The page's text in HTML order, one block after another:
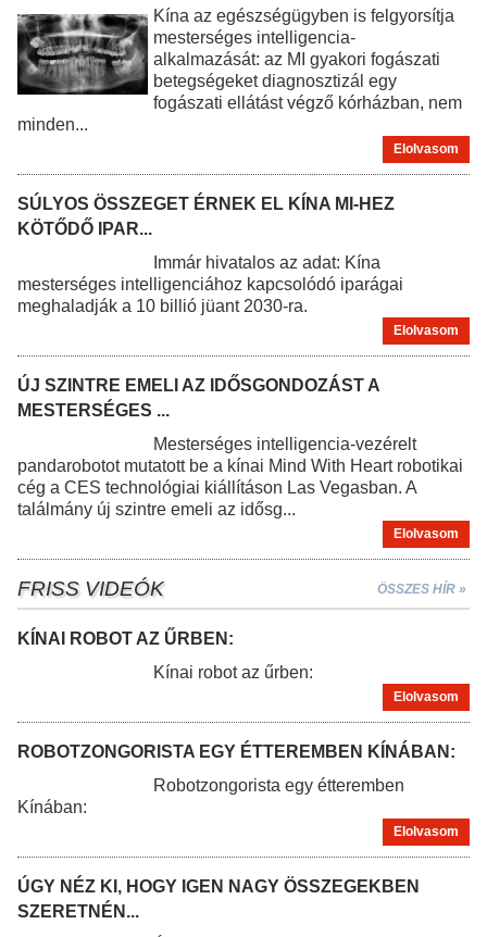
Kína az egészségügyben is felgyorsítja
mesterséges intelligencia-
alkalmazását: az MI gyakori fogászati
betegségeket diagnosztizál egy
fogászati ellátást végző kórházban, nem
minden...
Elolvasom
SÚLYOS ÖSSZEGET ÉRNEK EL KÍNA MI-HEZ
KÖTŐDŐ IPAR...
Immár hivatalos az adat: Kína
mesterséges intelligenciához kapcsolódó iparágai
meghaladják a 10 billió jüant 2030-ra.
Elolvasom
ÚJ SZINTRE EMELI AZ IDŐSGONDOZÁST A
MESTERSÉGES ...
Mesterséges intelligencia-vezérelt
pandarobotot mutatott be a kínai Mind With Heart robotikai
cég a CES technológiai kiállításon Las Vegasban. A
találmány új szintre emeli az idősg...
Elolvasom
FRISS VIDEÓK ÖSSZES HÍR »
KÍNAI ROBOT AZ ŰRBEN:
Kínai robot az űrben:
Elolvasom
ROBOTZONGORISTA EGY ÉTTEREMBEN KÍNÁBAN:
Robotzongorista egy étteremben
Kínában:
Elolvasom
ÚGY NÉZ KI, HOGY IGEN NAGY ÖSSZEGEKBEN
SZERETNÉN...